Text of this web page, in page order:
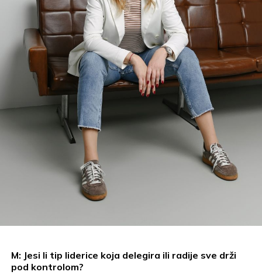
M: Jesi li tip liderice koja delegira ili radije sve drži
pod kontrolom?